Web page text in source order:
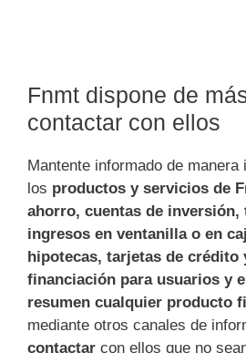
Fnmt dispone de
contactar con ellos
Mantente informado de manera
los productos y servicios de
ahorro, cuentas de inversión,
ingresos en ventanilla o en
hipotecas, tarjetas de crédito
financiación para usuarios y
resumen cualquier producto
mediante otros canales de
contactar con ellos que no